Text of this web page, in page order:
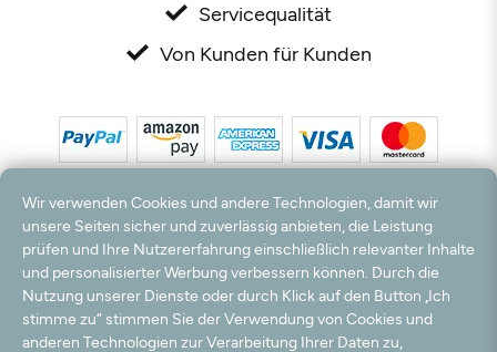
Servicequalität
Von Kunden für Kunden
*Alle Preise inkl. MwSt. und zzgl. Versandkosten. **Kostenloser Versand und Rückversand
Hinweis:
Wir nutzen Ihre E-Mail Adresse für werbliche Zwecke, die jederzeit widerrufen
werden können. Ihre Daten werden nicht an Dritte weitergegeben.
Wir verwenden Cookies und andere Technologien, damit wir
unsere Seiten sicher und zuverlässig anbieten, die Leistung
prüfen und Ihre Nutzererfahrung einschließlich relevanter Inhalte
und personalisierter Werbung verbessern können. Durch die
Nutzung unserer Dienste oder durch Klick auf den Button „Ich
stimme zu“ stimmen Sie der Verwendung von Cookies und
anderen Technologien zur Verarbeitung Ihrer Daten zu,